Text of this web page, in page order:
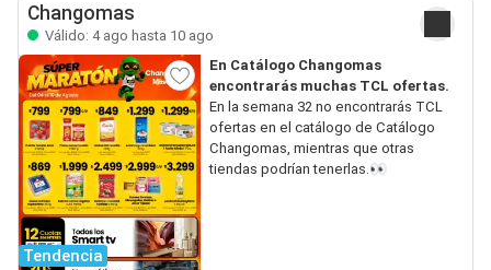
Changomas
Válido: 4 ago hasta 10 ago
Tendencia
En Catálogo Changomas
encontrarás muchas TCL ofertas.
En la semana 32 no encontrarás TCL
ofertas en el catálogo de Catálogo
Changomas, mientras que otras
tiendas podrían tenerlas.👀